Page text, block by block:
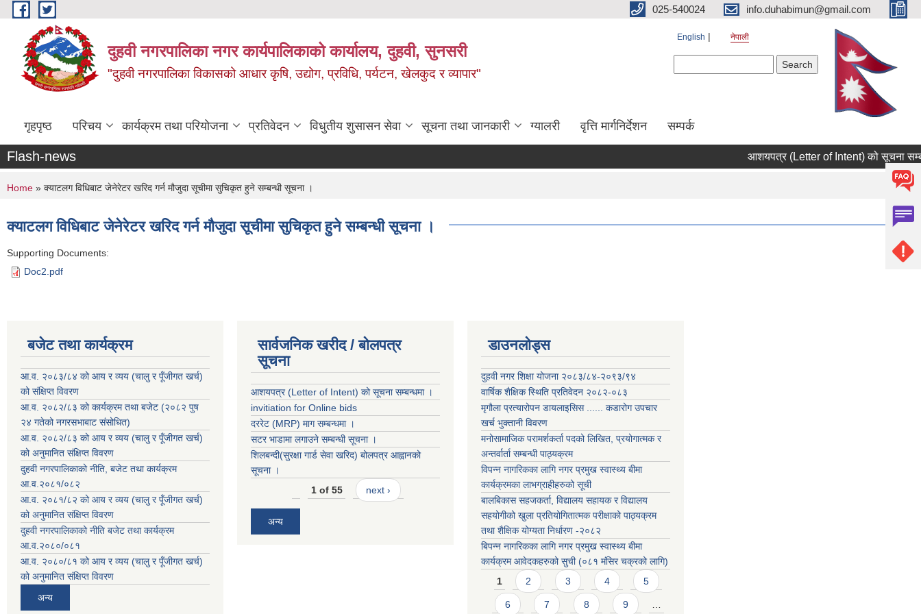
Skip to main content 025-540024 info.duhabimun@gmail.com
दुहवी नगरपालिका नगर कार्यपालिकाको कार्यालय, दुहवी, सुनसरी
"दुहवी नगरपालिका विकासको आधार कृषि, उद्योग, प्रविधि, पर्यटन, खेलकुद र व्यापार"
English नेपाली
गृहपृष्ठ परिचय कार्यक्रम तथा परियोजना प्रतिवेदन विधुतीय शुसासन सेवा सूचना तथा जानकारी ग्यालरी वृत्ति मार्गनिर्देशन सम्पर्क
Flash-news आशयपत्र (Letter of Intent) को सूचना
You are here
Home » क्याटलग विधिबाट जेनेरेटर खरिद गर्न मौजुदा सूचीमा सुचिकृत हुने सम्बन्धी सूचना ।
क्याटलग विधिबाट जेनेरेटर खरिद गर्न मौजुदा सूचीमा सुचिकृत हुने सम्बन्धी सूचना ।
Supporting Documents:
Doc2.pdf
बजेट तथा कार्यक्रम
आ.व. २०८३/८४ को आय र व्यय (चालु र पूँजीगत खर्च)
को संक्षिप्त विवरण
आ.व. २०८२/८३ को कार्यक्रम तथा बजेट (२०८२ पुष
२४ गतेको नगरसभाबाट संसोधित)
आ.व. २०८२/८३ को आय र व्यय (चालु र पूँजीगत खर्च)
को अनुमानित संक्षिप्त विवरण
दुहवी नगरपालिकाको नीति, बजेट तथा कार्यक्रम
आ.व.२०८१/०८२
आ.व. २०८१/८२ को आय र व्यय (चालु र पूँजीगत खर्च)
को अनुमानित संक्षिप्त विवरण
दुहवी नगरपालिकाको नीति बजेट तथा कार्यक्रम
आ.व.२०८०/०८१
आ.व. २०८०/८१ को आय र व्यय (चालु र पूँजीगत खर्च)
को अनुमानित संक्षिप्त विवरण
अन्य
सार्वजनिक खरीद / बोलपत्र
सूचना
आशयपत्र (Letter of Intent) को सूचना सम्बन्धमा ।
invitiation for Online bids
दररेट (MRP) माग सम्बन्धमा ।
सटर भाडामा लगाउने सम्बन्धी सूचना ।
शिलबन्दी(सुरक्षा गार्ड सेवा खरिद) बोलपत्र आह्वानको
सूचना ।
1 of 55
next ›
अन्य
डाउनलोड्स
दुहवी नगर शिक्षा योजना २०८३/८४-२०९३/९४
वार्षिक शैक्षिक स्थिति प्रतिवेदन २०८२-०८३
मृगौला प्रत्यारोपन डायलाइसिस ...... कडारोग उपचार
खर्च भुक्तानी विवरण
मनोसामाजिक परामर्शकर्ता पदको लिखित, प्रयोगात्मक र
अन्तर्वार्ता सम्बन्धी पाठ्यक्रम
विपन्न नागरिकका लागि नगर प्रमुख स्वास्थ्य बीमा
कार्यक्रमका लाभग्राहीहरुको सूची
बालबिकास सहजकर्ता, विद्यालय सहायक र विद्यालय
सहयोगीको खुला प्रतियोगितात्मक परीक्षाको पाठ्यक्रम
तथा शैक्षिक योग्यता निर्धारण -२०८२
बिपन्न नागरिकका लागि नगर प्रमुख स्वास्थ्य बीमा
कार्यक्रम आवेदकहरुको सुची (०८१ मंसिर चक्रको लागि)
Pages
1 2 3 4 5
6 7 8 9